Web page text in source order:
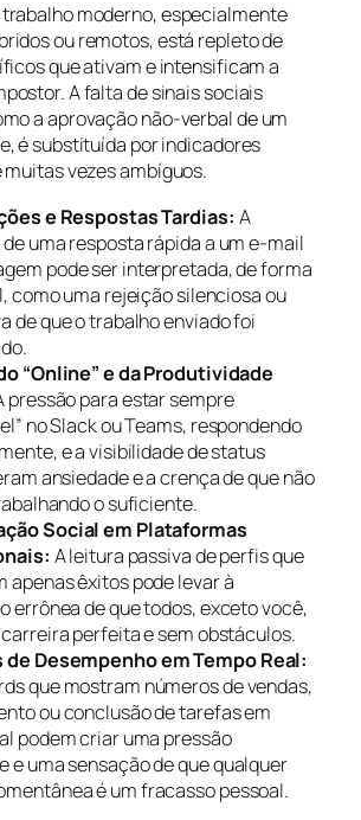
moderno, especialmente
ou remotos, está repleto de
que ativam e intensificam a
A falta de sinais sociais
a aprovação não-verbal de um
é substituída por indicadores
vezes ambíguos.
e Respostas Tardias: A
uma resposta rápida a um e-mail
pode ser interpretada, de forma
como uma rejeição silenciosa ou
de que o trabalho enviado foi
“Online” e da Produtividade
pressão para estar sempre
no Slack ou Teams, respondendo
e a visibilidade de status
ansiedade e a crença de que não
o suficiente.
Social em Plataformas
A leitura passiva de perfis que
apenas êxitos pode levar à
errônea de que todos, exceto você,
perfeita e sem obstáculos.
Desempenho em Tempo Real:
que mostram números de vendas,
ou conclusão de tarefas em
podem criar uma pressão
e uma sensação de que qualquer
é um fracasso pessoal.